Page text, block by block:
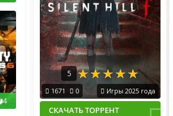
4
5
1671 0 Игры 2025 года
СКАЧАТЬ ТОРРЕНТ